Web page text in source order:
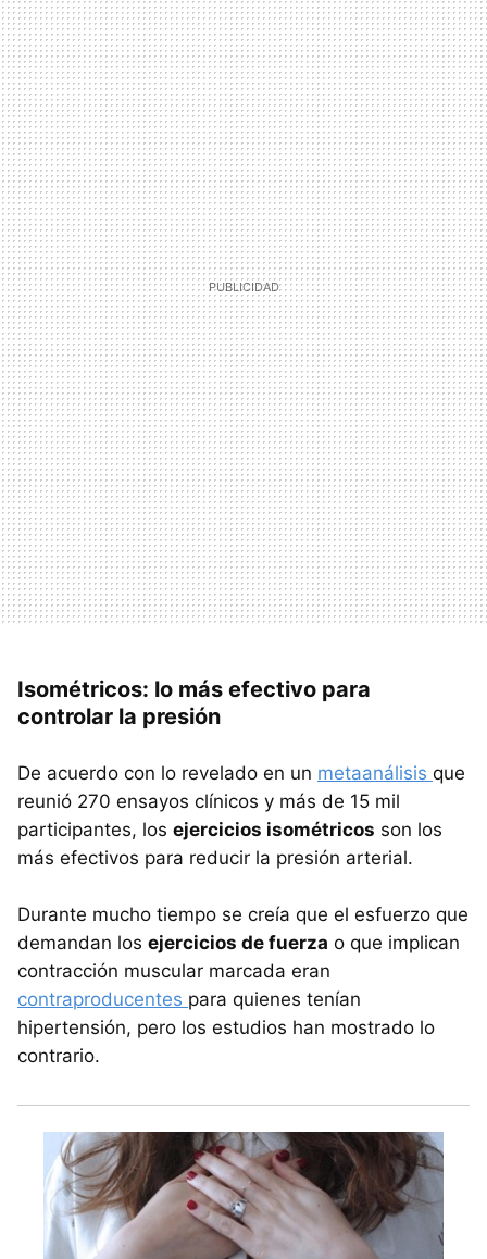
Isométricos: lo más efectivo para
controlar la presión
De acuerdo con lo revelado en un metaanálisis que
reunió 270 ensayos clínicos y más de 15 mil
participantes, los ejercicios isométricos son los
más efectivos para reducir la presión arterial.
Durante mucho tiempo se creía que el esfuerzo que
demandan los ejercicios de fuerza o que implican
contracción muscular marcada eran
contraproducentes para quienes tenían
hipertensión, pero los estudios han mostrado lo
contrario.